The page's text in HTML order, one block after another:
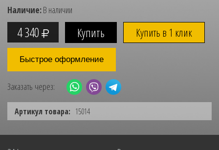
Наличие:В наличии
4 340 Купить в 1 клик
Быстрое оформление
Заказать через:
Артикул товара: 15014